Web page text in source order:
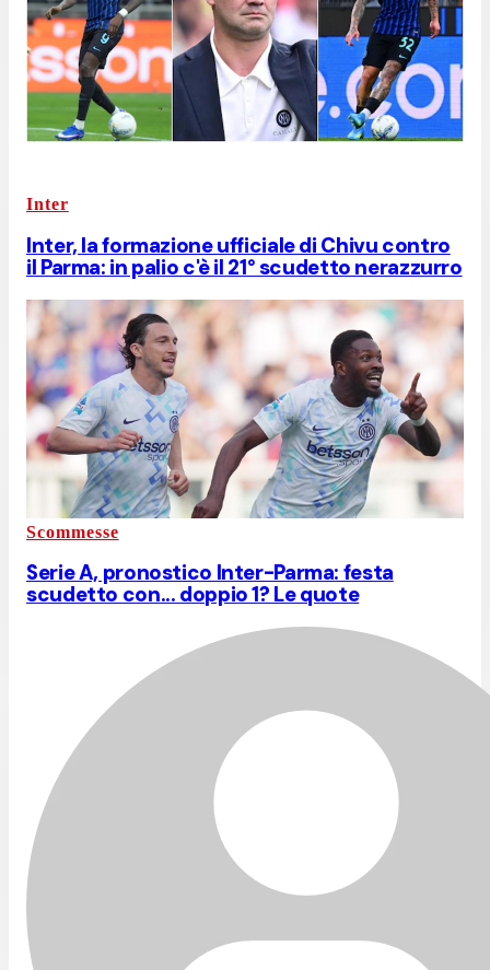
Inter
Inter, la formazione ufficiale di Chivu contro
il Parma: in palio c'è il 21° scudetto nerazzurro
Scommesse
Serie A, pronostico Inter-Parma: festa
scudetto con... doppio 1? Le quote